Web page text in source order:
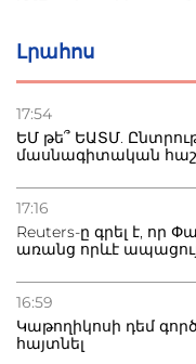
Լրահոս
17:54
ԵՄ թե՞ ԵԱՏՄ.
մասնագիտական
17:16
Reuters-ը գրել է, որ
առանց որևէ
16:59
Կաթողիկոսի դեմ
հայտնել
Մ-17 աշխարհի
22.07.2026
տուժածներ կան
բնակվել
Բաքվի բանտից
Փաշինյանին